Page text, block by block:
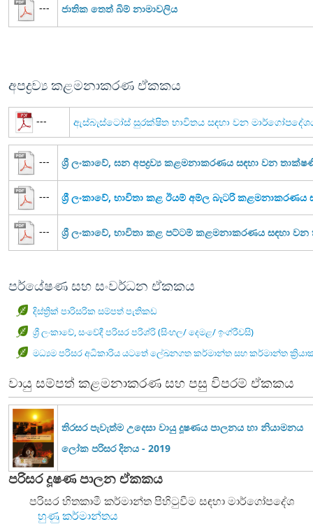
--- ජාතික තෙත් බිම් නාමාවලිය
අපද්‍රව්‍ය කළමනාකරණ ඒකකය
--- ඇස්බැස්ටෝස් සුරක්ෂිත භාවිතය සඳහා වන
--- ශ්‍රී ලංකාවේ, ඝන අපද්‍රව්‍ය කළමනාකරණය සඳහා වන
--- ශ්‍රී ලංකාවේ, භාවිතා කළ ඊයම් අම්ල බැටරි
--- ශ්‍රී ලංකාවේ, භාවිතා කළ පට්ටම් කළමනාකරණය සඳහා
පර්යේෂණ සහ සංවර්ධන ඒකකය
දිස්ත්‍රික් පාරිසරික සම්පත් පැතිකඩ
ශ්‍රී ලංකාවේ, සංවේදී පරිසර පරිශ්රි (සිංහල/ දෙමළ/ ඉංග්රීවසි)
මධ්‍යම පරිසර අධිකාරිය යටතේ ලේඛනගත කර්මාන්ත සහ කර්මාන්ත
වායු සම්පත් කළමනාකරණ සහ පසු විපරම් ඒකකය
තිරසර පැවැත්ම උදෙසා වායු දූෂණය පාලනය හා නියාමනය
ලෝක පරිසර දිනය - 2019
පරිසර දූෂණ පාලන ඒකකය
පරිසර හිතකාමී කර්මාන්ත පිහිටුවීම සඳහා මාර්ගෝපදේශ
හුණු කර්මාන්තය